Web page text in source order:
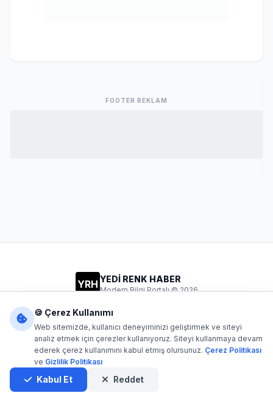
FOOTER REKLAM
YRH YEDİ RENK HABER
Modern Bilgi Portalı © 2026
Dijital1- Tüm hakları saklıdır. Kaynak gösterilmeden içerik
🍪 Çerez Kullanımı
Web sitemizde, kullanıcı deneyiminizi geliştirmek ve siteyi
analiz etmek için çerezler kullanıyoruz. Siteyi kullanmaya devam
ederek çerez kullanımını kabul etmiş olursunuz. Çerez Politikası
ve Gizlilik Politikası
Kabul Et Reddet